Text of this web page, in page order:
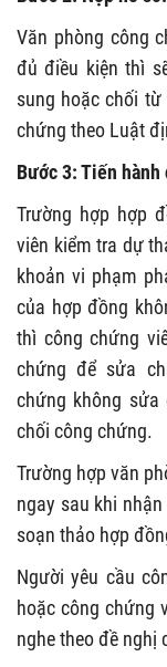
Văn phòng công
đủ điều kiện thì
sung hoặc chối
chứng theo Luật
Bước 3: Tiến
Trường hợp hợp
viên kiểm tra dự
khoản vi phạm
của hợp đồng
thì công chứng
chứng để sửa
chứng không
chối công chứng.
Trường hợp văn
ngay sau khi
soạn thảo hợp
Người yêu cầu
hoặc công chứng
nghe theo đề nghị